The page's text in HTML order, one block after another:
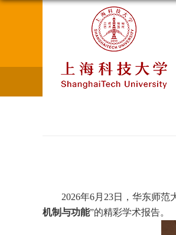
2026年6月 23日，华东师范
机制与功能”的精彩学术报告。